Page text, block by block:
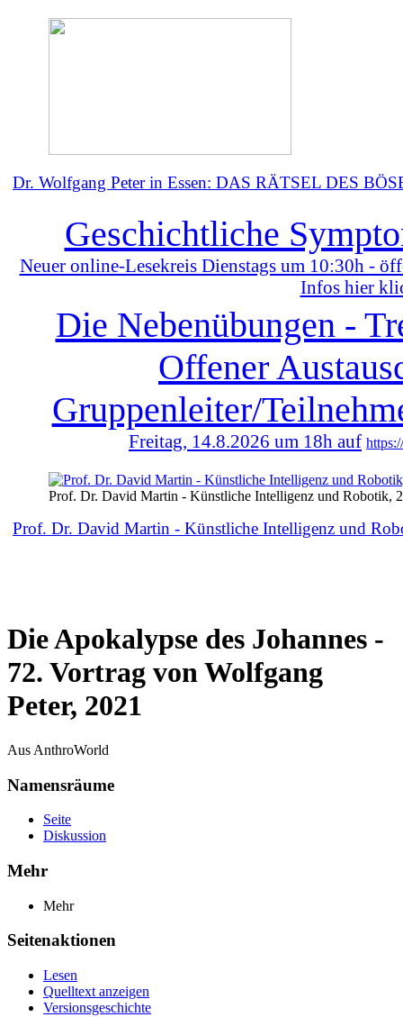
Dr. Wolfgang Peter in Essen: DAS RÄTSEL DES
Geschichtliche
Neuer online-Lesekreis Dienstags um 10:30h -
Infos hier
Die Nebenübungen -
Offener
Gruppenleiter/
Freitag, 14.8.2026 um 18h auf
Prof. Dr. David Martin - Künstliche Intelligenz und Robotik,
Prof. Dr. David Martin - Künstliche Intelligenz und
Die Apokalypse des Johannes -
72. Vortrag von Wolfgang
Peter, 2021
Aus AnthroWorld
Namensräume
Seite
Diskussion
Mehr
Mehr
Seitenaktionen
Lesen
Quelltext anzeigen
Versionsgeschichte